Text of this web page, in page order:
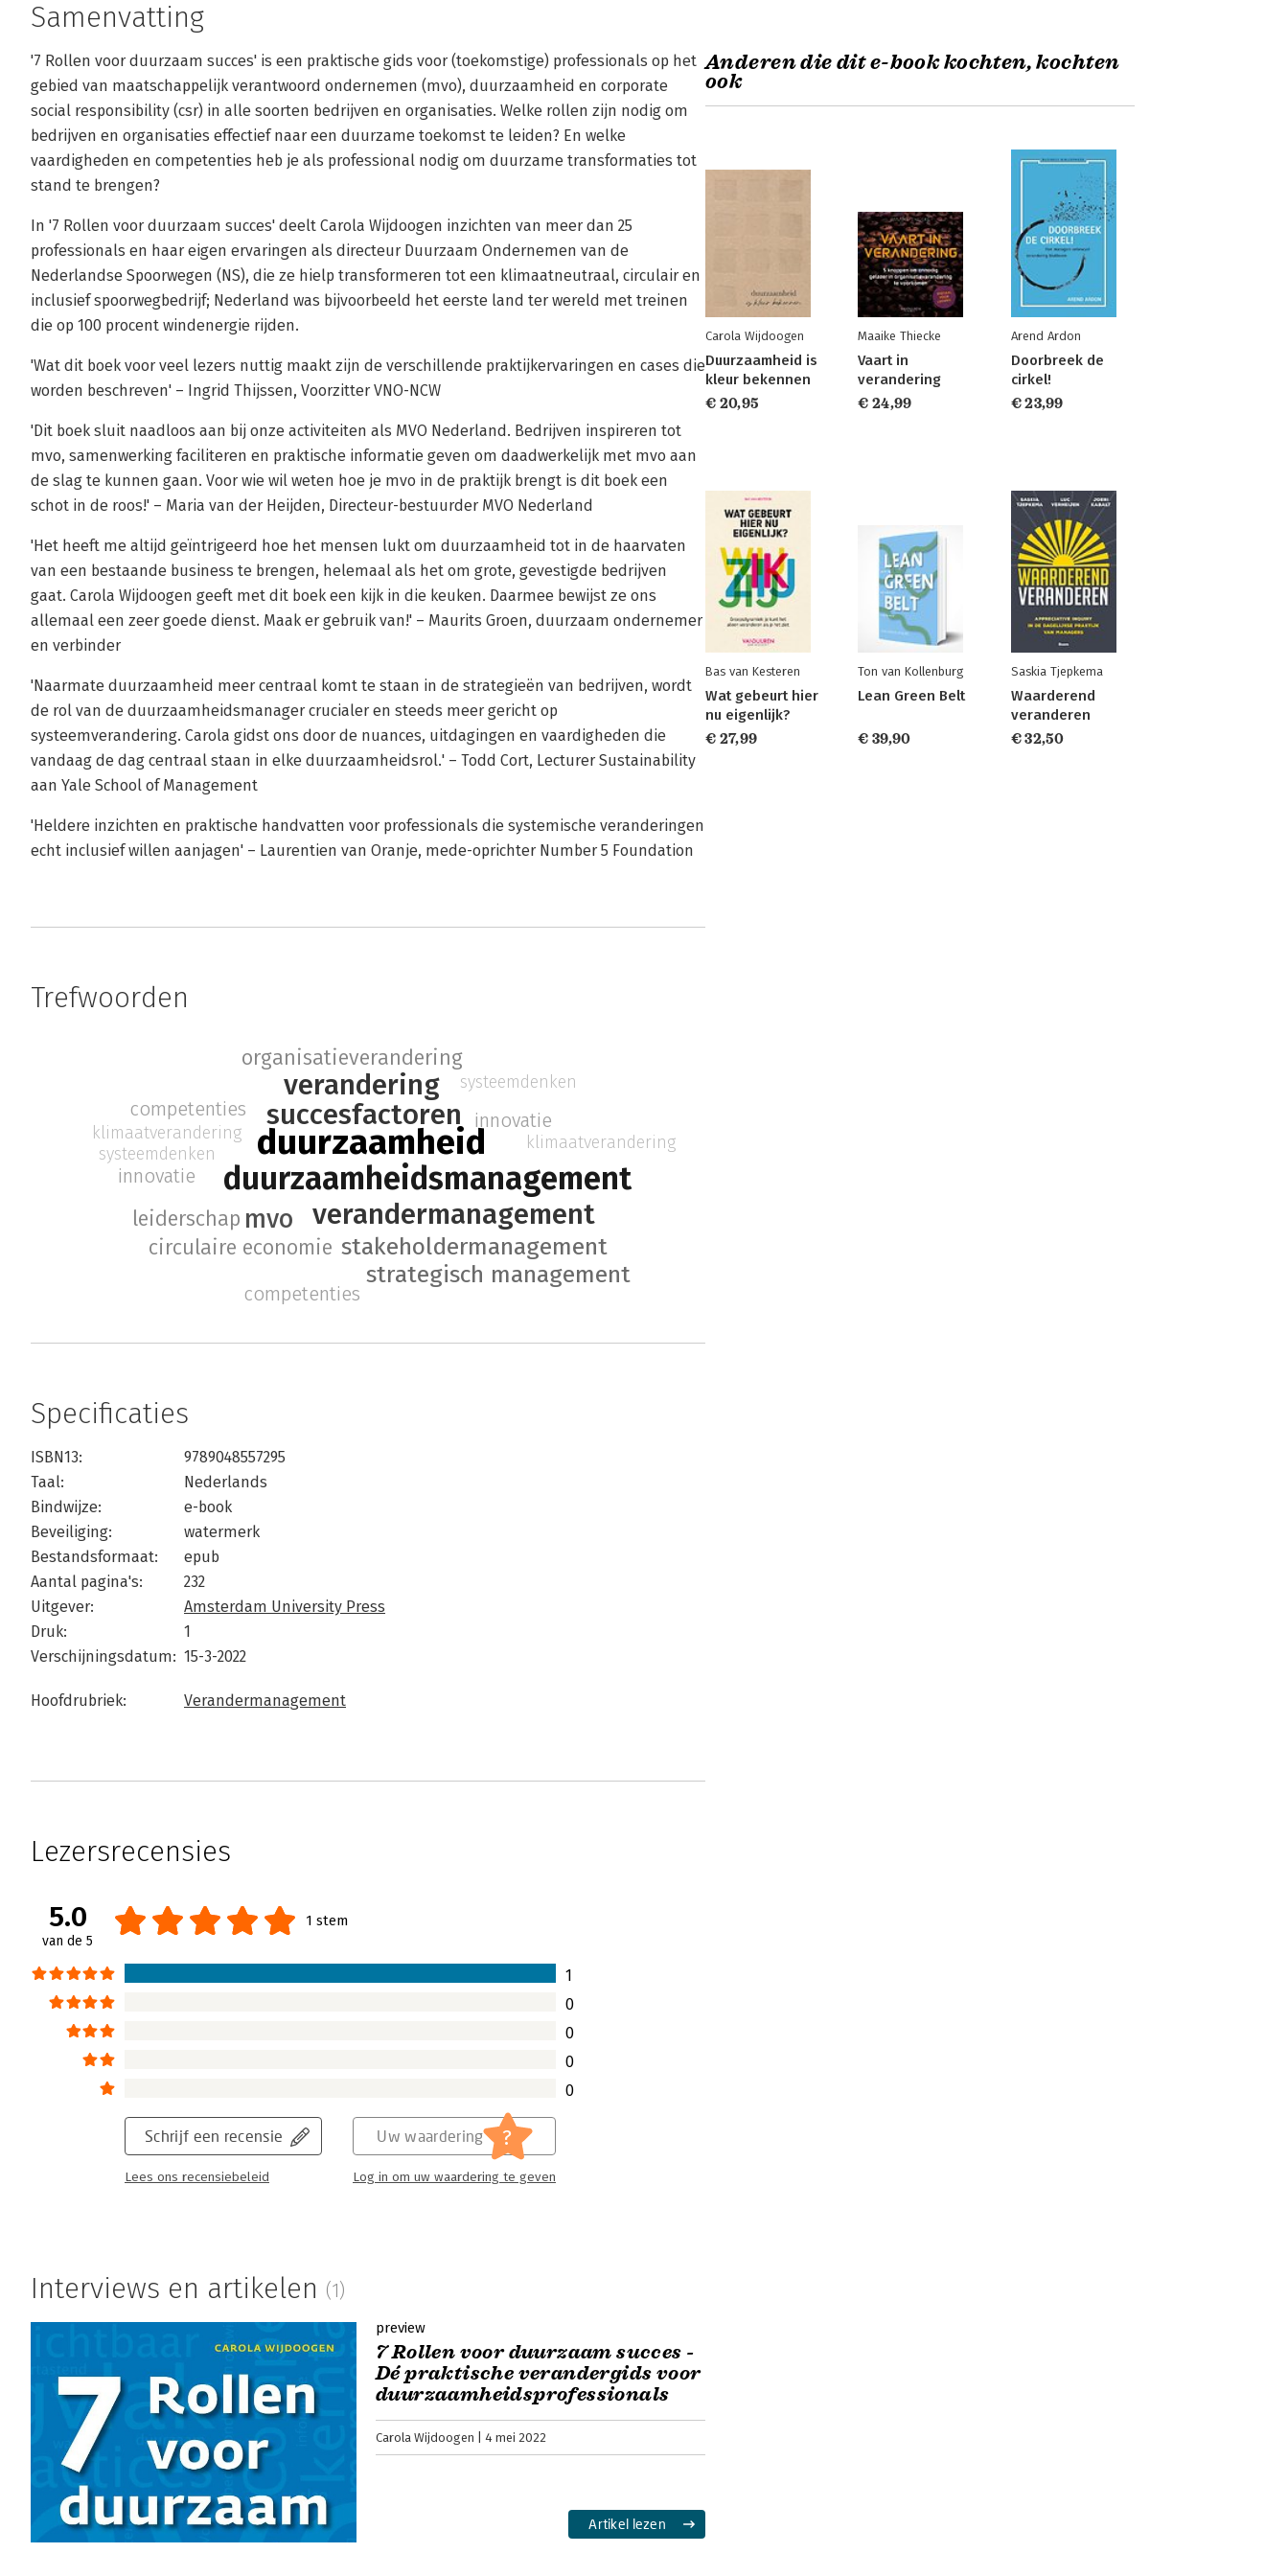
Samenvatting
'7 Rollen voor duurzaam succes' is een praktische gids voor (toekomstige) professionals op het
gebied van maatschappelijk verantwoord ondernemen (mvo), duurzaamheid en corporate
social responsibility (csr) in alle soorten bedrijven en organisaties. Welke rollen zijn nodig om
bedrijven en organisaties effectief naar een duurzame toekomst te leiden? En welke
vaardigheden en competenties heb je als professional nodig om duurzame transformaties tot
stand te brengen?
In '7 Rollen voor duurzaam succes' deelt Carola Wijdoogen inzichten van meer dan 25
professionals en haar eigen ervaringen als directeur Duurzaam Ondernemen van de
Nederlandse Spoorwegen (NS), die ze hielp transformeren tot een klimaatneutraal, circulair en
inclusief spoorwegbedrijf; Nederland was bijvoorbeeld het eerste land ter wereld met treinen
die op 100 procent windenergie rijden.
'Wat dit boek voor veel lezers nuttig maakt zijn de verschillende praktijkervaringen en cases die
worden beschreven' – Ingrid Thijssen, Voorzitter VNO-NCW
'Dit boek sluit naadloos aan bij onze activiteiten als MVO Nederland. Bedrijven inspireren tot
mvo, samenwerking faciliteren en praktische informatie geven om daadwerkelijk met mvo aan
de slag te kunnen gaan. Voor wie wil weten hoe je mvo in de praktijk brengt is dit boek een
schot in de roos!' – Maria van der Heijden, Directeur-bestuurder MVO Nederland
'Het heeft me altijd geïntrigeerd hoe het mensen lukt om duurzaamheid tot in de haarvaten
van een bestaande business te brengen, helemaal als het om grote, gevestigde bedrijven
gaat. Carola Wijdoogen geeft met dit boek een kijk in die keuken. Daarmee bewijst ze ons
allemaal een zeer goede dienst. Maak er gebruik van!' – Maurits Groen, duurzaam ondernemer
en verbinder
'Naarmate duurzaamheid meer centraal komt te staan in de strategieën van bedrijven, wordt
de rol van de duurzaamheidsmanager crucialer en steeds meer gericht op
systeemverandering. Carola gidst ons door de nuances, uitdagingen en vaardigheden die
vandaag de dag centraal staan in elke duurzaamheidsrol.' – Todd Cort, Lecturer Sustainability
aan Yale School of Management
'Heldere inzichten en praktische handvatten voor professionals die systemische veranderingen
echt inclusief willen aanjagen' – Laurentien van Oranje, mede-oprichter Number 5 Foundation
Trefwoorden
duurzaamheid
duurzaamheidsmanagement
verandermanagement
succesfactoren
verandering
mvo
stakeholdermanagement
strategisch management
circulaire economie
organisatieverandering
leiderschap
systeemdenken
klimaatverandering
competenties
innovatie
systeemdenken
klimaatverandering
competenties
innovatie
Specificaties
ISBN13:
9789048557295
Taal:
Nederlands
Bindwijze:
e-book
Beveiliging:
watermerk
Bestandsformaat:
epub
Aantal pagina's:
232
Uitgever:
Amsterdam University Press
Druk:
1
Verschijningsdatum: 15-3-2022
Hoofdrubriek: Verandermanagement
Lezersrecensies
5.0
van de 5
1 stem
1
0
0
0
0
Schrijf een recensie
Lees ons recensiebeleid
Uw waardering ?
Log in om uw waardering te geven
Interviews en artikelen (1)
preview
7 Rollen voor duurzaam succes -
Dé praktische verandergids voor
duurzaamheidsprofessionals
Carola Wijdoogen 4 mei 2022
Artikel lezen
Anderen die dit e-book kochten, kochten
ook
Carola Wijdoogen
Duurzaamheid is
kleur bekennen
€ 20,95
Maaike Thiecke
Vaart in
verandering
€ 24,99
Arend Ardon
Doorbreek de
cirkel!
€ 23,99
Bas van Kesteren
Wat gebeurt hier
nu eigenlijk?
€ 27,99
Ton van Kollenburg
Lean Green Belt
€ 39,90
Saskia Tjepkema
Waarderend
veranderen
€ 32,50